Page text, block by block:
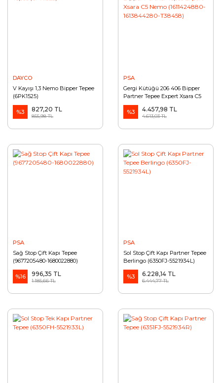
DAYCO
V Kayışı 1,3 Nemo Bipper Tepee
(6PK1525)
%3 827,20 TL
855,98 TL
PSA
Gergi Kütüğü 206 406 Bipper
Partner Tepee Expert Xsara C5
Nemo (1611424880-1613844280-
T38458)
%3 4.457,98 TL
4.613,03 TL
PSA
Sağ Stop Çift Kapı Tepee
(9677205480-1680022880)
%16 996,35 TL
1.185,66 TL
PSA
Sol Stop Çift Kapı Partner Tepee
Berlingo (6350FJ-5521934L)
%3 6.228,14 TL
6.444,77 TL